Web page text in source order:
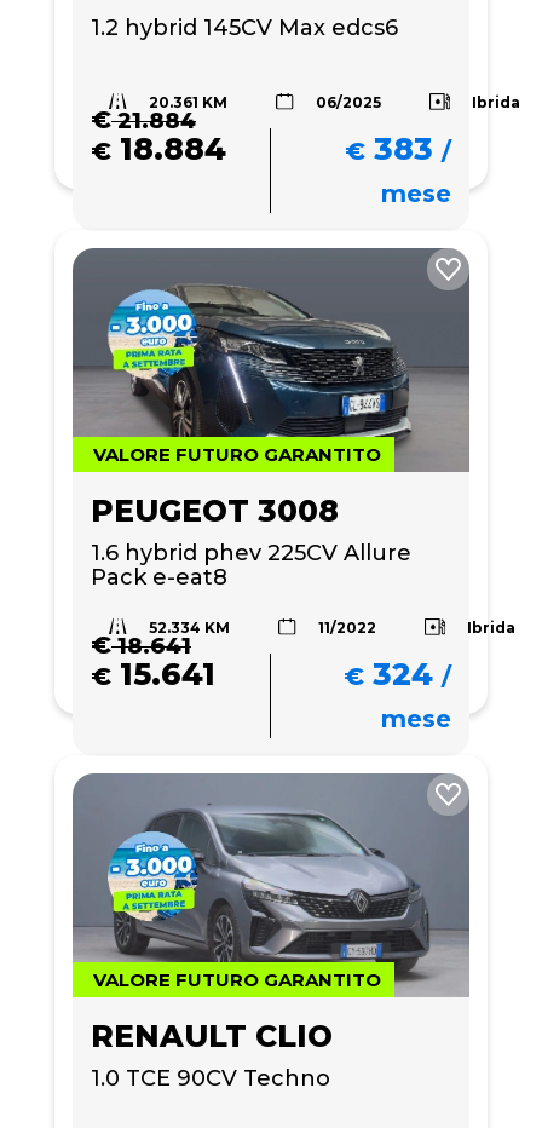
1.2 hybrid 145CV Max edcs6
20.361 KM 06/2025 Ibrida
€21.884
€ 18.884 € 383 /
mese
VALORE FUTURO GARANTITO
PEUGEOT 3008
1.6 hybrid phev 225CV Allure
Pack e-eat8
52.334 KM 11/2022 Ibrida
€18.641
€ 15.641 € 324 /
mese
VALORE FUTURO GARANTITO
RENAULT CLIO
1.0 TCE 90CV Techno